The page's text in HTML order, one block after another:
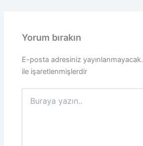
Yorum bırakın
E-posta adresiniz yayınlanmayacak.
ile işaretlenmişlerdir
yazın..